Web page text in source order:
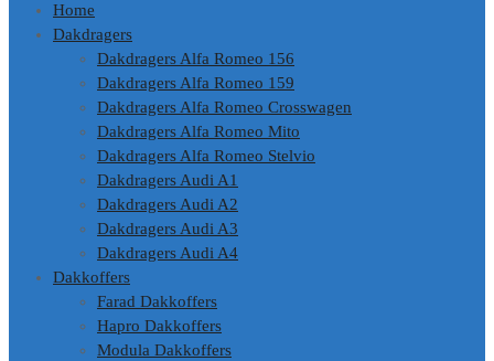
Home
Dakdragers
Dakdragers Alfa Romeo 156
Dakdragers Alfa Romeo 159
Dakdragers Alfa Romeo Crosswagen
Dakdragers Alfa Romeo Mito
Dakdragers Alfa Romeo Stelvio
Dakdragers Audi A1
Dakdragers Audi A2
Dakdragers Audi A3
Dakdragers Audi A4
Dakkoffers
Farad Dakkoffers
Hapro Dakkoffers
Modula Dakkoffers